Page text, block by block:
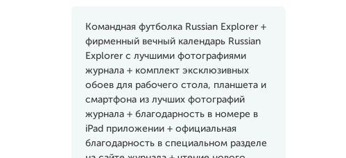
Командная футболка Russian Explorer +
фирменный вечный календарь Russian
Explorer с лучшими фотографиями
журнала + комплект эксклюзивных
обоев для рабочего стола, планшета и
смартфона из лучших фотографий
журнала + благодарность в номере в
iPad приложении + официальная
благодарность в специальном разделе